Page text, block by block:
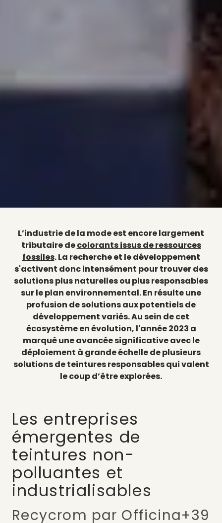
L’industrie de la mode est encore largement
tributaire decolorants issus de ressources
fossiles. La recherche et le développement
s'activent donc intensément pour trouver des
solutions plus naturelles ou plus responsables
sur le plan environnemental. En résulte une
profusion de solutions aux potentiels de
développement variés. Au sein de cet
écosystème en évolution, l'année 2023 a
marqué une avancée significative avec le
déploiement à grande échelle de plusieurs
solutions de teintures responsables qui valent
le coup d’être explorées.
Les entreprises
émergentes de
teintures non-
polluantes et
industrialisables
Recycrom par Officina+39